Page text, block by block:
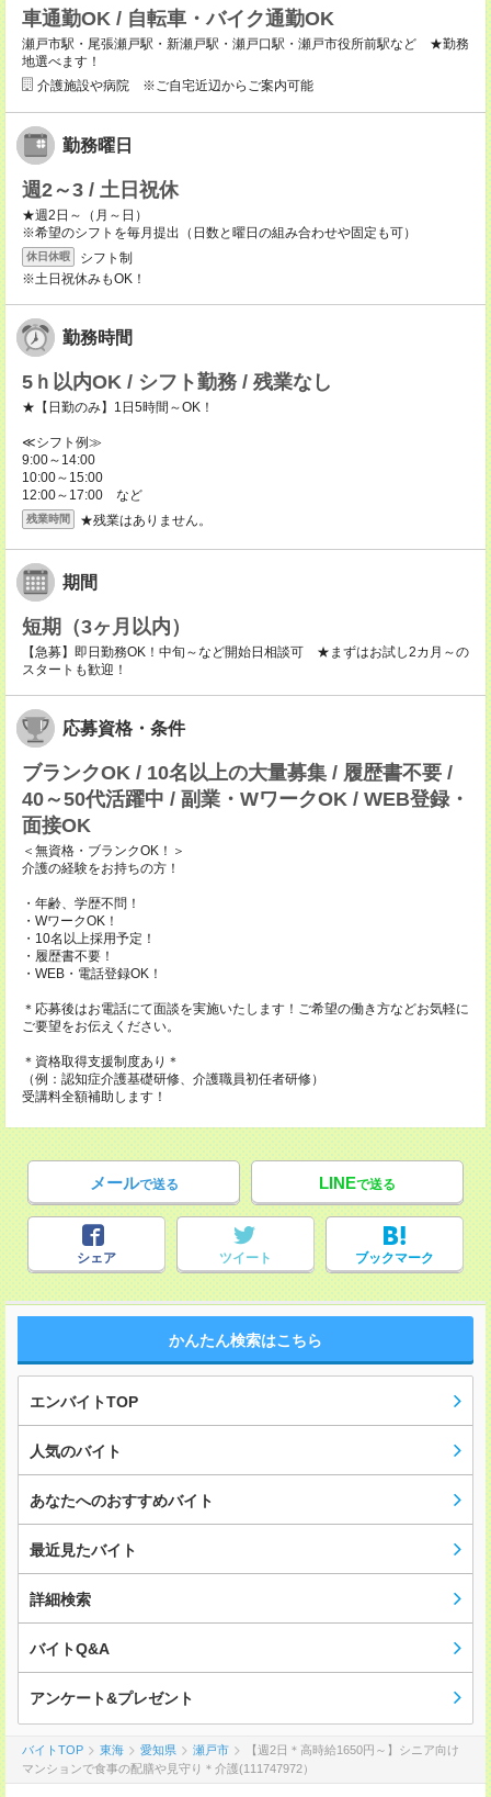
車通勤OK / 自転車・バイク通勤OK
瀬戸市駅・尾張瀬戸駅・新瀬戸駅・瀬戸口駅・瀬戸市役所前駅など ★勤務
地選べます！
介護施設や病院 ※ご自宅近辺からご案内可能
勤務曜日
週2～3 / 土日祝休
★週2日～（月～日）
※希望のシフトを毎月提出（日数と曜日の組み合わせや固定も可）
休日休暇
シフト制
※土日祝休みもOK！
勤務時間
5ｈ以内OK / シフト勤務 / 残業なし
★【日勤のみ】1日5時間～OK！
≪シフト例≫
9:00～14:00
10:00～15:00
12:00～17:00 など
残業時間 ★残業はありません。
期間
短期（3ヶ月以内）
【急募】即日勤務OK！中旬～など開始日相談可 ★まずはお試し2カ月～の
スタートも歓迎！
応募資格・条件
ブランクOK / 10名以上の大量募集 / 履歴書不要 /
40～50代活躍中 / 副業・WワークOK / WEB登録・
面接OK
＜無資格・ブランクOK！＞
介護の経験をお持ちの方！
・年齢、学歴不問！
・WワークOK！
・10名以上採用予定！
・履歴書不要！
・WEB・電話登録OK！
＊応募後はお電話にて面談を実施いたします！ご希望の働き方などお気軽に
ご要望をお伝えください。
＊資格取得支援制度あり＊
（例：認知症介護基礎研修、介護職員初任者研修）
受講料全額補助します！
メールで送る LINEで送る
シェア ツイート ブックマーク
かんたん検索はこちら
エンバイトTOP
人気のバイト
あなたへのおすすめバイト
最近見たバイト
詳細検索
バイトQ&A
アンケート&プレゼント
バイトTOP 東海 愛知県 瀬戸市
【週2日＊高時給1650円～】シニア向け
マンションで食事の配膳や見守り＊介護(111747972）